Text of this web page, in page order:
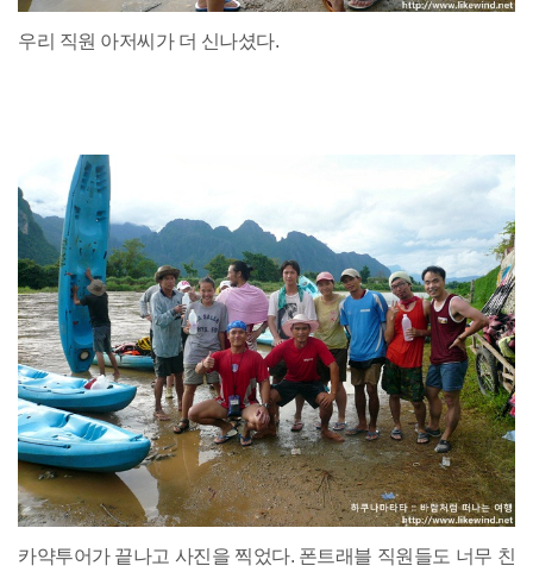
우리 직원 아저씨가 더 신나셨다.
카약투어가 끝나고 사진을 찍었다. 폰트래블 직원들도 너무 친